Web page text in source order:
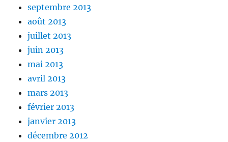
septembre 2013
août 2013
juillet 2013
juin 2013
mai 2013
avril 2013
mars 2013
février 2013
janvier 2013
décembre 2012